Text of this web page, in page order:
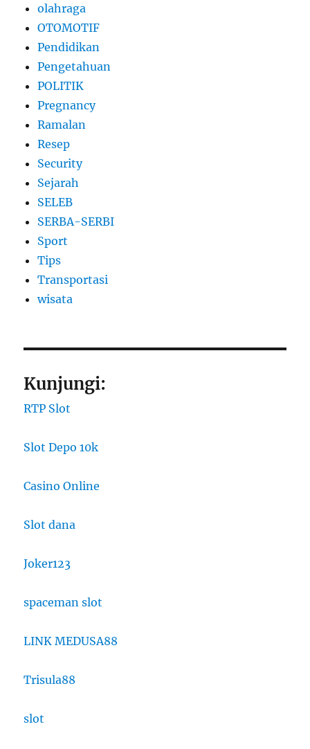
olahraga
OTOMOTIF
Pendidikan
Pengetahuan
POLITIK
Pregnancy
Ramalan
Resep
Security
Sejarah
SELEB
SERBA-SERBI
Sport
Tips
Transportasi
wisata
Kunjungi:
RTP Slot
Slot Depo 10k
Casino Online
Slot dana
Joker123
spaceman slot
LINK MEDUSA88
Trisula88
slot